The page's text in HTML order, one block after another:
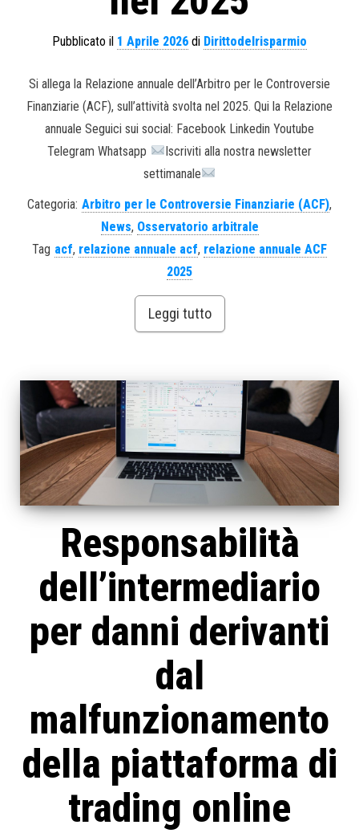
Pubblicato il 1 Aprile 2026 di Dirittodelrisparmio
Si allega la Relazione annuale dell’Arbitro per le Controversie
Finanziarie (ACF), sull’attività svolta nel 2025. Qui la Relazione
annuale Seguici sui social: Facebook Linkedin Youtube
Telegram Whatsapp
Iscriviti alla nostra newsletter
settimanale
Categoria: Arbitro per le Controversie Finanziarie (ACF),
News, Osservatorio arbitrale
Tag acf, relazione annuale acf, relazione annuale ACF
2025
Leggi tutto
Responsabilità
dell’intermediario
per danni derivanti
dal
malfunzionamento
della piattaforma di
trading online